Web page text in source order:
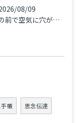
08/09
目の前で​空気に穴が空いた(前編)
帳 思念伝達